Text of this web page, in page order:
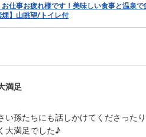
仕事お疲れ様です！美味しい食事と温泉で
】山眺望/トイレ付
満足
孫たちにも話しかけてくださった
大満足でした♪